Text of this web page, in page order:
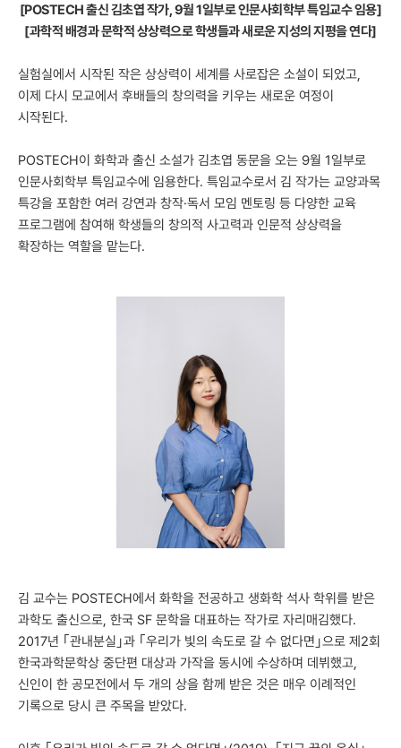
[POSTECH 출신 김초엽 작가, 9월 1일부로 인문사회학부 특임교수 임용]
[과학적 배경과 문학적 상상력으로 학생들과 새로운 지성의 지평을 연다]
실험실에서 시작된 작은 상상력이 세계를 사로잡은 소설이 되었고,
이제 다시 모교에서 후배들의 창의력을 키우는 새로운 여정이
시작된다.
POSTECH이 화학과 출신 소설가 김초엽 동문을 오는 9월 1일부로
인문사회학부 특임교수에 임용한다. 특임교수로서 김 작가는 교양과목
특강을 포함한 여러 강연과 창작·독서 모임 멘토링 등 다양한 교육
프로그램에 참여해 학생들의 창의적 사고력과 인문적 상상력을
확장하는 역할을 맡는다.
김 교수는 POSTECH에서 화학을 전공하고 생화학 석사 학위를 받은
과학도 출신으로, 한국 SF 문학을 대표하는 작가로 자리매김했다.
2017년 ｢관내분실｣과 ｢우리가 빛의 속도로 갈 수 없다면｣으로 제2회
한국과학문학상 중단편 대상과 가작을 동시에 수상하며 데뷔했고,
신인이 한 공모전에서 두 개의 상을 함께 받은 것은 매우 이례적인
기록으로 당시 큰 주목을 받았다.